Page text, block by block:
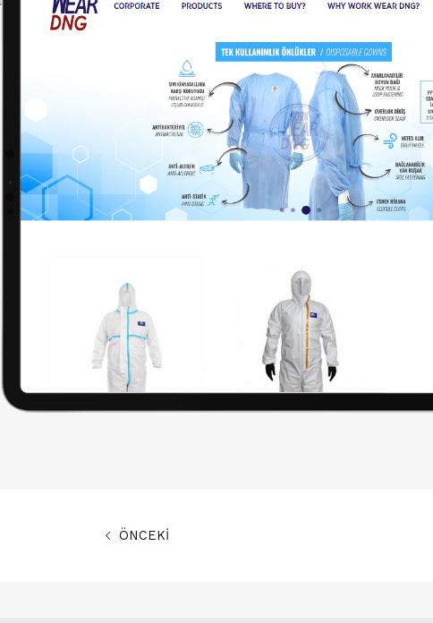
ÖNCEKİ